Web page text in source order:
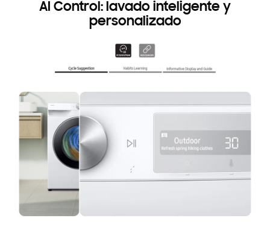
AI Control: lavado inteligente y
personalizado